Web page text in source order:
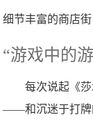
细节丰富的商店街
“游戏中的
每次说起《莎
——和沉迷于打牌